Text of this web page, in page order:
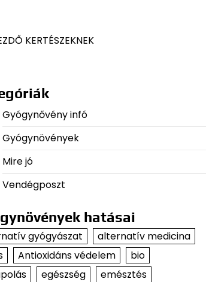
KERTÉSZEKNEK
Gyógynővény infó
Gyógynövények
Mire jó
Vendégposzt
hatásai
gyógyászat
alternatív medicina
Antioxidáns védelem
bio
egészség
emésztés